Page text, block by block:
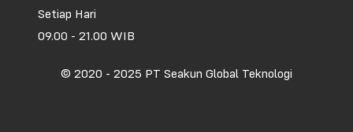
Setiap Hari
09.00 - 21.00 WIB
© 2020 - 2025 PT Seakun Global Teknologi